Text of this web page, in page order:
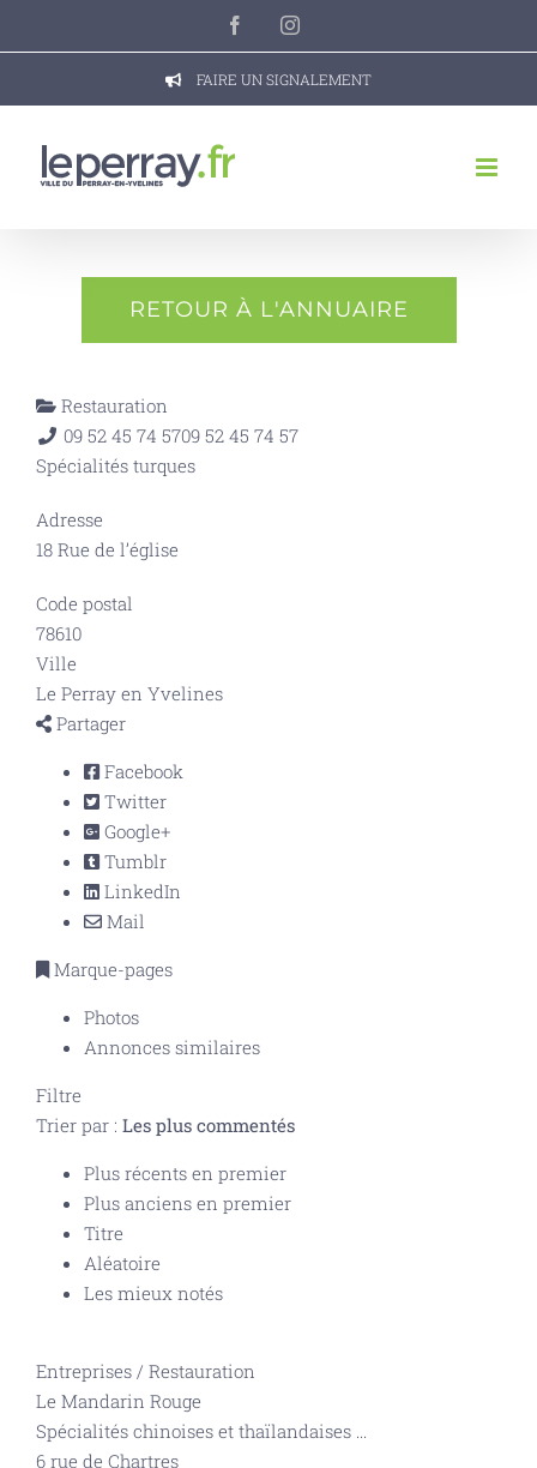
FacebookInstagram
FAIRE UN SIGNALEMENT
RETOUR À L'ANNUAIRE
Restauration
09 52 45 74 5709 52 45 74 57
Spécialités turques
Adresse
18 Rue de l’église
Code postal
78610
Ville
Le Perray en Yvelines
Partager
Facebook
Twitter
Google+
Tumblr
LinkedIn
Mail
Marque-pages
Photos
Annonces similaires
Filtre
Trier par : Les plus commentés
Plus récents en premier
Plus anciens en premier
Titre
Aléatoire
Les mieux notés
Entreprises / Restauration
Le Mandarin Rouge
Spécialités chinoises et thaïlandaises ...
6 rue de Chartres